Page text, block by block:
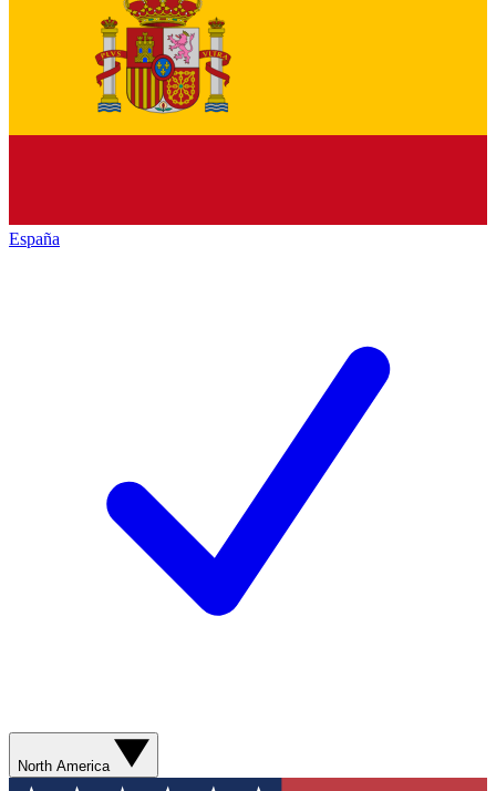
España
North America